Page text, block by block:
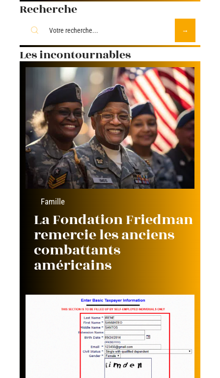
Recherche
Les incontournables
Famille
La Fondation Friedman
remercie les anciens
combattants
américains